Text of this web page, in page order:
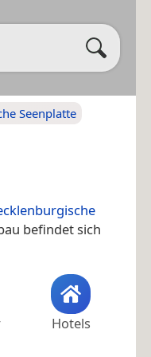
Seenplatte
befindet sich
Hotels